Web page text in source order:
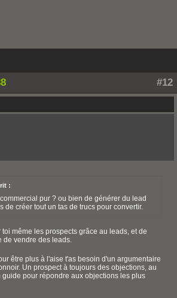
#12
:
pur ? ou bien de générer du lead
de créer tout un tas de trucs pour convertir.
même les prospects grâce au leads, et de
de vendre des leads.
être plus à l'aise t'as besoin d'un argumentaire
Un prospect à toujours des objections, au
guide pour répondre aux objections les plus